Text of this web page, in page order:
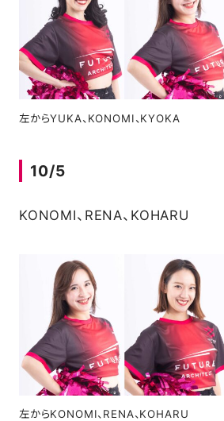
左からYUKA、KONOMI、KYOKA
10/5
KONOMI、RENA、KOHARU
左からKONOMI、RENA、KOHARU